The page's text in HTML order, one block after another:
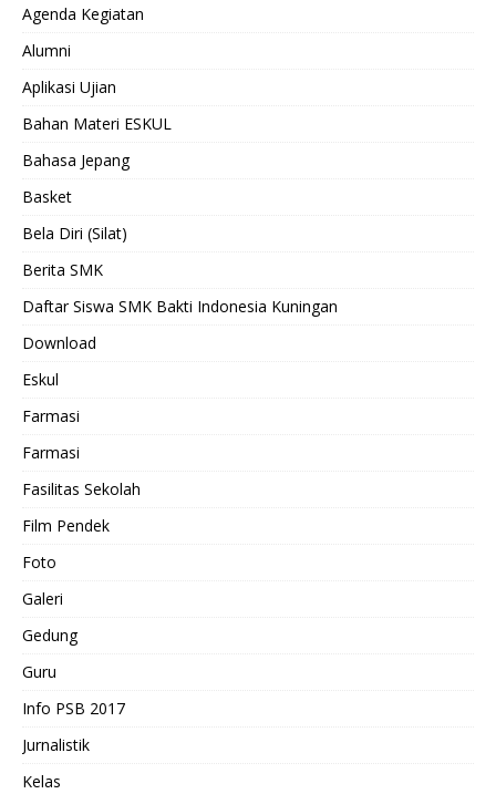
Agenda Kegiatan
Alumni
Aplikasi Ujian
Bahan Materi ESKUL
Bahasa Jepang
Basket
Bela Diri (Silat)
Berita SMK
Daftar Siswa SMK Bakti Indonesia Kuningan
Download
Eskul
Farmasi
Farmasi
Fasilitas Sekolah
Film Pendek
Foto
Galeri
Gedung
Guru
Info PSB 2017
Jurnalistik
Kelas